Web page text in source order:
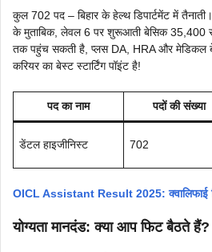
कुल 702 पद – बिहार के हेल्थ डिपार्टमेंट में
के मुताबिक, लेवल 6 पर शुरूआती बेसिक 35,400
तक पहुंच सकती है, प्लस DA, HRA और मेडिकल
करियर का बेस्ट स्टार्टिंग पॉइंट है!
पद का नाम पदों की संख्या
डेंटल हाइजीनिस्ट 702
OICL Assistant Result 2025: क्वालिफाई
योग्यता मानदंड: क्या आप फिट बैठते हैं?